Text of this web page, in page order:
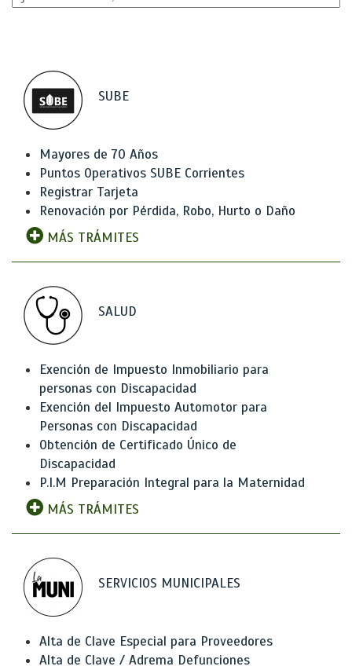
SUBE
Mayores de 70 Años
Puntos Operativos SUBE Corrientes
Registrar Tarjeta
Renovación por Pérdida, Robo, Hurto o Daño
MÁS TRÁMITES
SALUD
Exención de Impuesto Inmobiliario para
personas con Discapacidad
Exención del Impuesto Automotor para
Personas con Discapacidad
Obtención de Certificado Único de
Discapacidad
P.I.M Preparación Integral para la Maternidad
MÁS TRÁMITES
SERVICIOS MUNICIPALES
Alta de Clave Especial para Proveedores
Alta de Clave / Adrema Defunciones